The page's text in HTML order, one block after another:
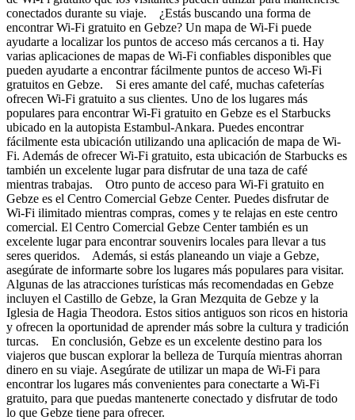
conectados durante su viaje. ¿Estás buscando una forma de
encontrar Wi-Fi gratuito en Gebze? Un mapa de Wi-Fi puede
ayudarte a localizar los puntos de acceso más cercanos a ti. Hay
varias aplicaciones de mapas de Wi-Fi confiables disponibles que
pueden ayudarte a encontrar fácilmente puntos de acceso Wi-Fi
gratuitos en Gebze. Si eres amante del café, muchas cafeterías
ofrecen Wi-Fi gratuito a sus clientes. Uno de los lugares más
populares para encontrar Wi-Fi gratuito en Gebze es el Starbucks
ubicado en la autopista Estambul-Ankara. Puedes encontrar
fácilmente esta ubicación utilizando una aplicación de mapa de Wi-
Fi. Además de ofrecer Wi-Fi gratuito, esta ubicación de Starbucks es
también un excelente lugar para disfrutar de una taza de café
mientras trabajas. Otro punto de acceso para Wi-Fi gratuito en
Gebze es el Centro Comercial Gebze Center. Puedes disfrutar de
Wi-Fi ilimitado mientras compras, comes y te relajas en este centro
comercial. El Centro Comercial Gebze Center también es un
excelente lugar para encontrar souvenirs locales para llevar a tus
seres queridos. Además, si estás planeando un viaje a Gebze,
asegúrate de informarte sobre los lugares más populares para visitar.
Algunas de las atracciones turísticas más recomendadas en Gebze
incluyen el Castillo de Gebze, la Gran Mezquita de Gebze y la
Iglesia de Hagia Theodora. Estos sitios antiguos son ricos en historia
y ofrecen la oportunidad de aprender más sobre la cultura y tradición
turcas. En conclusión, Gebze es un excelente destino para los
viajeros que buscan explorar la belleza de Turquía mientras ahorran
dinero en su viaje. Asegúrate de utilizar un mapa de Wi-Fi para
encontrar los lugares más convenientes para conectarte a Wi-Fi
gratuito, para que puedas mantenerte conectado y disfrutar de todo
lo que Gebze tiene para ofrecer.